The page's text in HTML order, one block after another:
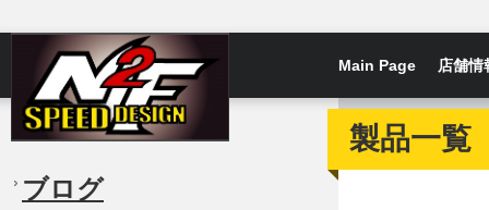
Main Page 店舗情
製品一覧
ブログ